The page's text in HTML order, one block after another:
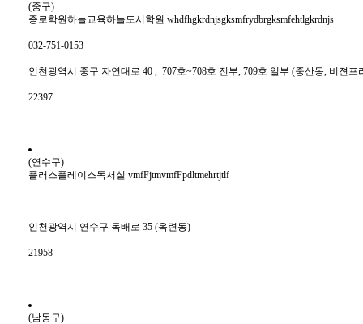
(중구)
종로학원하늘교육하늘도시학원 whdfhgkrdnjsgksmfrydbrgksmfehtlgkrdnjs
032-751-0153
인천광역시 중구 자연대로 40 , 707호~708호 전부, 709호 일부 (중산동, 비젼프
22397
(연수구)
플러스플레이스독서실 vmfFjtmvmfFpdltmehrtjtlf
인천광역시 연수구 독배로 35 (옥련동)
21958
(남동구)